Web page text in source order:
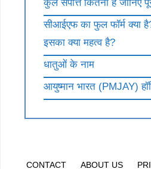
कुल संपत्ति कितनी है जानिए
सीआईएफ का फुल फॉर्म क्या
इसका क्या महत्व है?
धातुओं के नाम
आयुष्मान भारत (PMJAY)
CONTACT ABOUT US